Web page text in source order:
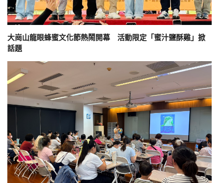
大崗山龍眼蜂蜜文化節熱鬧開幕 活動限定「蜜汁鹽酥雞」掀
話題